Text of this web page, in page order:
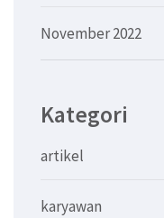
November 2022
Kategori
artikel
karyawan